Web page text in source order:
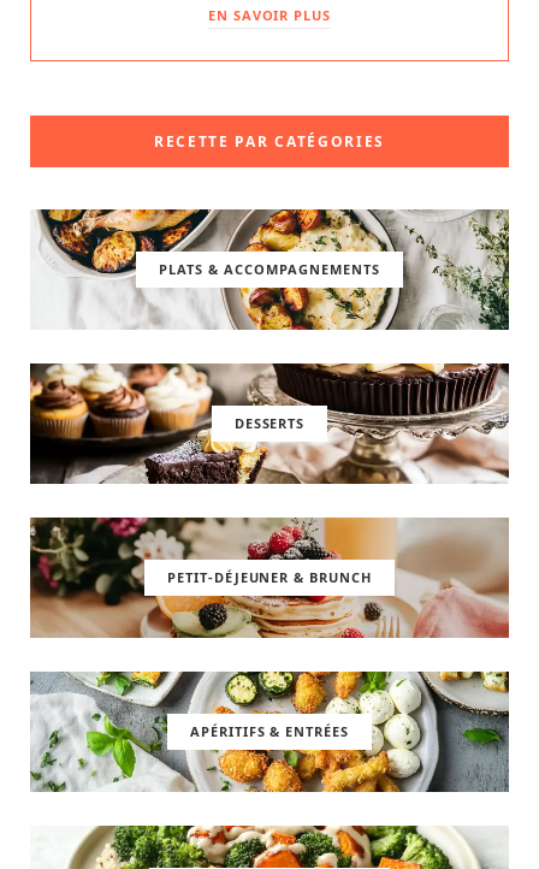
EN SAVOIR PLUS
RECETTE PAR CATÉGORIES
PLATS & ACCOMPAGNEMENTS
DESSERTS
PETIT-DÉJEUNER & BRUNCH
APÉRITIFS & ENTRÉES